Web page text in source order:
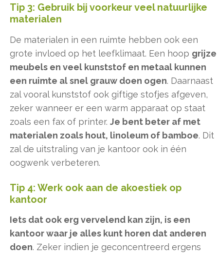
Tip 3: Gebruik bij voorkeur veel natuurlijke
materialen
De materialen in een ruimte hebben ook een
grote invloed op het leefklimaat. Een hoop grijze
meubels en veel kunststof en metaal kunnen
een ruimte al snel grauw doen ogen. Daarnaast
zal vooral kunststof ook giftige stofjes afgeven,
zeker wanneer er een warm apparaat op staat
zoals een fax of printer. Je bent beter af met
materialen zoals hout, linoleum of bamboe. Dit
zal de uitstraling van je kantoor ook in één
oogwenk verbeteren.
Tip 4: Werk ook aan de akoestiek op
kantoor
Iets dat ook erg vervelend kan zijn, is een
kantoor waar je alles kunt horen dat anderen
doen. Zeker indien je geconcentreerd ergens